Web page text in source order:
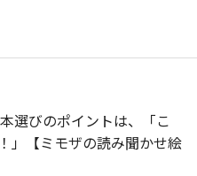
選びのポイントは、「こ
」【ミモザの読み聞かせ絵